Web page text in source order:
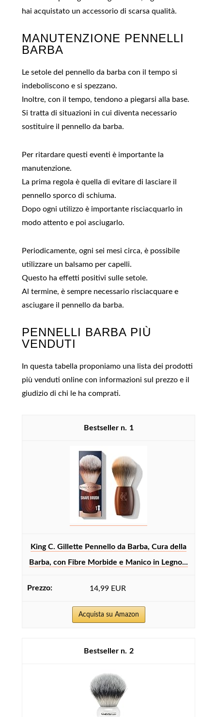
hai acquistato un accessorio di scarsa qualità.
MANUTENZIONE PENNELLI
BARBA
Le setole del pennello da barba con il tempo si
indeboliscono e si spezzano.
Inoltre, con il tempo, tendono a piegarsi alla base.
Si tratta di situazioni in cui diventa necessario
sostituire il pennello da barba.
Per ritardare questi eventi è importante la
manutenzione.
La prima regola è quella di evitare di lasciare il
pennello sporco di schiuma.
Dopo ogni utilizzo è importante risciacquarlo in
modo attento e poi asciugarlo.
Periodicamente, ogni sei mesi circa, è possibile
utilizzare un balsamo per capelli.
Questo ha effetti positivi sulle setole.
Al termine, è sempre necessario risciacquare e
asciugare il pennello da barba.
PENNELLI BARBA PIÙ
VENDUTI
In questa tabella proponiamo una lista dei prodotti
più venduti online con informazioni sul prezzo e il
giudizio di chi le ha comprati.
1
King C. Gillette Pennello da Barba, Cura della
Barba, con Fibre Morbide e Manico in Legno...
14,99 EUR
Acquista su Amazon
2